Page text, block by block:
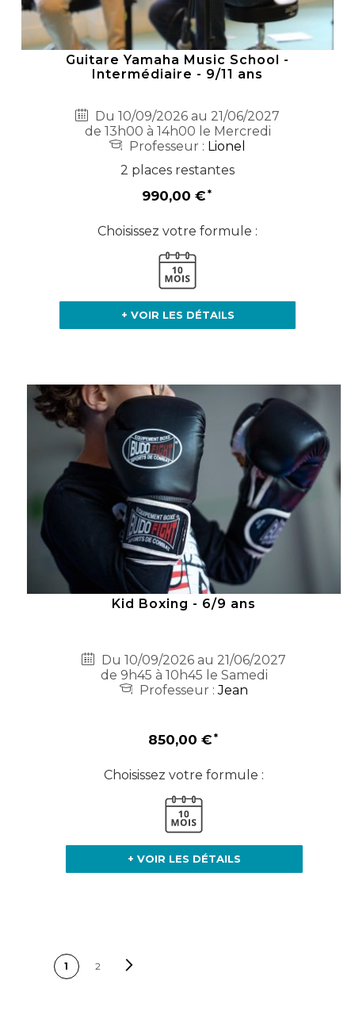
Guitare Yamaha Music School -
Intermédiaire - 9/11 ans
Du 10/09/2026 au 21/06/2027
de 13h00 à 14h00 le Mercredi
Professeur : Lionel
2 places restantes
990,00 €
Choisissez votre formule :
+ VOIR LES DÉTAILS
Kid Boxing - 6/9 ans
Du 10/09/2026 au 21/06/2027
de 9h45 à 10h45 le Samedi
Professeur :Jean
850,00 €
Choisissez votre formule :
+ VOIR LES DÉTAILS
Vous lisez
1 2